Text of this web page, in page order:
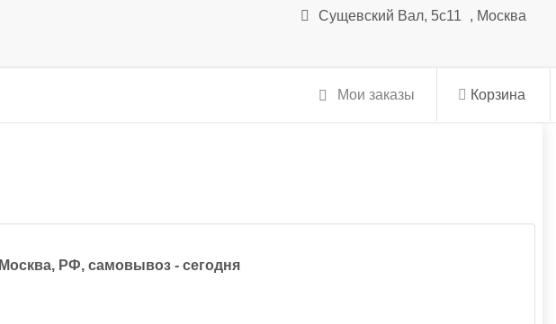
Сущевский Вал, 5с11 , Москва
Корзина
Мои заказы
Москва, РФ, самовывоз - сегодня